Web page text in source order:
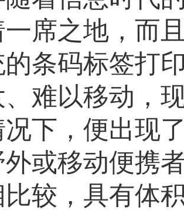
一席之地，而
的条码标签打
、难以移动，
况下，便出现
外或移动便携
比较，具有体